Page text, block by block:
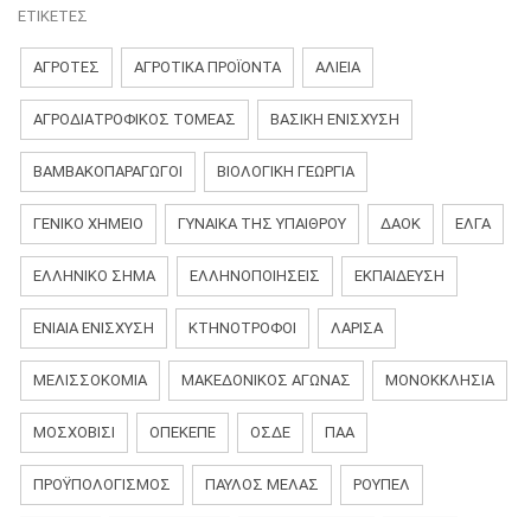
ΕΤΙΚΈΤΕΣ
ΑΓΡΟΤΕΣ ΑΓΡΟΤΙΚΑ ΠΡΟΪΟΝΤΑ ΑΛΙΕΙΑ
ΑΓΡΟΔΙΑΤΡΟΦΙΚΌΣ ΤΟΜΈΑΣ ΒΑΣΙΚΗ ΕΝΙΣΧΥΣΗ
ΒΑΜΒΑΚΟΠΑΡΑΓΩΓΟΊ ΒΙΟΛΟΓΙΚΉ ΓΕΩΡΓΊΑ
ΓΕΝΙΚΌ ΧΗΜΕΊΟ ΓΥΝΑΊΚΑ ΤΗΣ ΥΠΑΊΘΡΟΥ ΔΑΟΚ ΕΛΓΑ
ΕΛΛΗΝΙΚΟ ΣΗΜΑ ΕΛΛΗΝΟΠΟΙΗΣΕΙΣ ΕΚΠΑΊΔΕΥΣΗ
ΕΝΙΑΊΑ ΕΝΊΣΧΥΣΗ ΚΤΗΝΟΤΡΟΦΟΙ ΛΆΡΙΣΑ
ΜΕΛΙΣΣΟΚΟΜΙΑ ΜΑΚΕΔΟΝΙΚΌΣ ΑΓΏΝΑΣ ΜΟΝΟΚΚΛΗΣΙΆ
ΜΟΣΧΟΒΙΣΊ ΟΠΕΚΕΠΕ ΟΣΔΕ ΠΑΑ
ΠΡΟΫΠΟΛΟΓΙΣΜΟΣ ΠΑΎΛΟΣ ΜΕΛΆΣ ΡΟΎΠΕΛ